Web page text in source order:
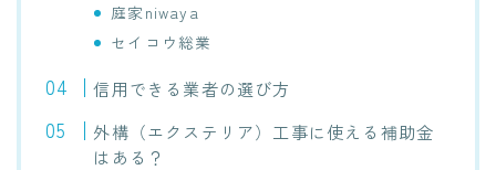
庭家niwaya
セイコウ総業
信用できる業者の選び方
外構（エクステリア）工事に使える補助金
はある？